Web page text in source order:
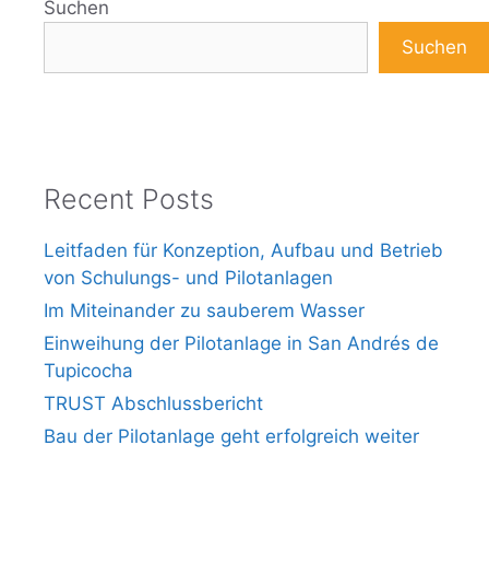
Suchen
Suchen
Recent Posts
Leitfaden für Konzeption, Aufbau und Betrieb
von Schulungs- und Pilotanlagen
Im Miteinander zu sauberem Wasser
Einweihung der Pilotanlage in San Andrés de
Tupicocha
TRUST Abschlussbericht
Bau der Pilotanlage geht erfolgreich weiter